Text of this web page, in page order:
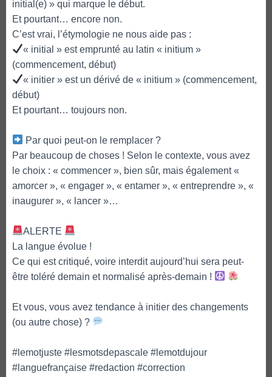
initial(e) » qui marque le début.
Et pourtant… encore non.
C’est vrai, l’étymologie ne nous aide pas :
« initial » est emprunté au latin « initium »
(commencement, début)
« initier » est un dérivé de « initium » (commencement,
début)
Et pourtant… toujours non.
Par quoi peut-on le remplacer ?
Par beaucoup de choses ! Selon le contexte, vous avez
le choix : « commencer », bien sûr, mais également «
amorcer », « engager », « entamer », « entreprendre », «
inaugurer », « lancer »…
ALERTE
La langue évolue !
Ce qui est critiqué, voire interdit aujourd’hui sera peut-
être toléré demain et normalisé après-demain !
Et vous, vous avez tendance à initier des changements
(ou autre chose) ?
#lemotjuste #lesmotsdepascale #lemotdujour
#languefrançaise #redaction #correction